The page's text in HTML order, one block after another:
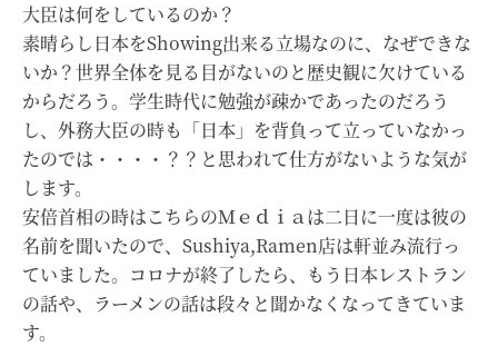
大臣は何をしているのか？
素晴らし日本をShowing出来る立場なのに、なぜできな
いか？世界全体を見る目がないのと歴史観に欠けている
からだろう。学生時代に勉強が疎かであったのだろう
し、外務大臣の時も「日本」を背負って立っていなかっ
たのでは・・・・？？と思われて仕方がないような気が
します。
安倍首相の時はこちらのＭｅｄｉａは二日に一度は彼の
名前を聞いたので、Sushiya,Ramen店は軒並み流行っ
ていました。コロナが終了したら、もう日本レストラン
の話や、ラーメンの話は段々と聞かなくなってきていま
す。